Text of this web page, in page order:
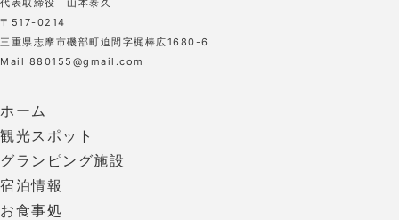
代表取締役 山本泰久
〒517-0214
三重県志摩市磯部町迫間字梶棒広1680-6
Mail 880155@gmail.com
ホーム
観光スポット
グランピング施設
宿泊情報
お食事処